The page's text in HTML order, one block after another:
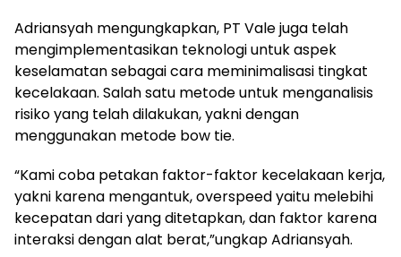
Adriansyah mengungkapkan, PT Vale juga telah
mengimplementasikan teknologi untuk aspek
keselamatan sebagai cara meminimalisasi tingkat
kecelakaan. Salah satu metode untuk menganalisis
risiko yang telah dilakukan, yakni dengan
menggunakan metode bow tie.
“Kami coba petakan faktor-faktor kecelakaan kerja,
yakni karena mengantuk, overspeed yaitu melebihi
kecepatan dari yang ditetapkan, dan faktor karena
interaksi dengan alat berat,”ungkap Adriansyah.